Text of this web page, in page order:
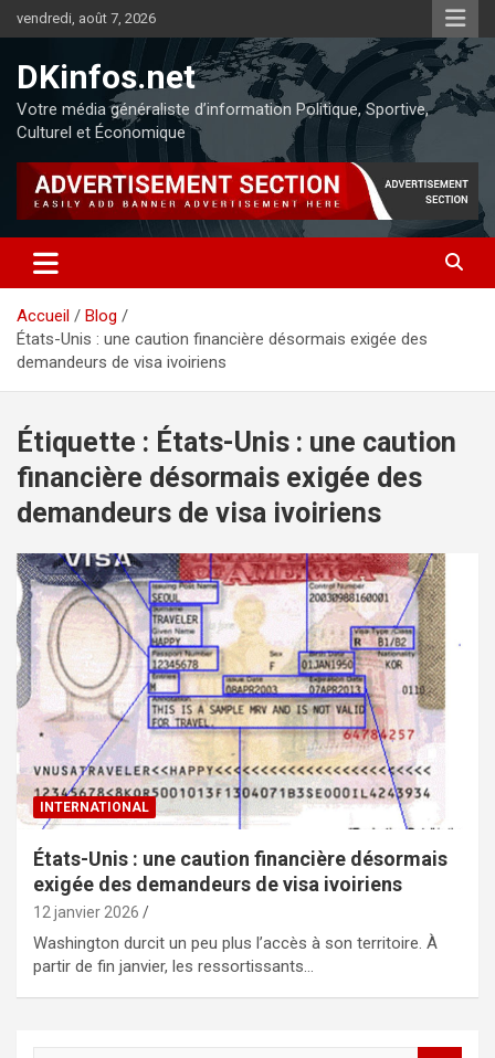
vendredi, août 7, 2026
DKinfos.net
Votre média généraliste d’information Politique, Sportive,
Culturel et Économique
Accueil
Blog
États-Unis : une caution financière désormais exigée des
demandeurs de visa ivoiriens
Étiquette : États-Unis : une caution
financière désormais exigée des
demandeurs de visa ivoiriens
INTERNATIONAL
États-Unis : une caution financière désormais
exigée des demandeurs de visa ivoiriens
12 janvier 2026
Washington durcit un peu plus l’accès à son territoire. À
partir de fin janvier, les ressortissants…